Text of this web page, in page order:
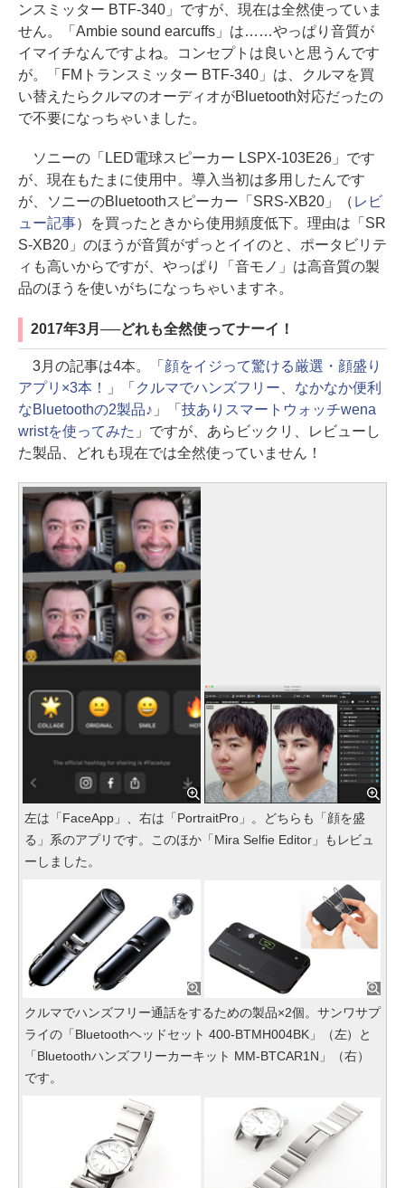
ンスミッター BTF-340」ですが、現在は全然使っていま
せん。「Ambie sound earcuffs」は……やっぱり音質が
イマイチなんですよね。コンセプトは良いと思うんです
が。「FMトランスミッター BTF-340」は、クルマを買
い替えたらクルマのオーディオがBluetooth対応だったの
で不要になっちゃいました。
ソニーの「LED電球スピーカー LSPX-103E26」です
が、現在もたまに使用中。導入当初は多用したんです
が、ソニーのBluetoothスピーカー「SRS-XB20」（ レビ
ュー記事）を買ったときから使用頻度低下。理由は「SR
S-XB20」のほうが音質がずっとイイのと、ポータビリテ
ィも高いからですが、やっぱり「音モノ」は高音質の製
品のほうを使いがちになっちゃいますネ。
2017年3月──どれも全然使ってナーイ！
3月の記事は4本。「 顔をイジって驚ける厳選・顔盛り
アプリ×3本！
」「 クルマでハンズフリー、なかなか便利
なBluetoothの2製品♪ 」「 技ありスマートウォッチwena
wristを使ってみた 」ですが、あらビックリ、レビューし
た製品、どれも現在では全然使っていません！
左は「FaceApp」、右は「PortraitPro」。どちらも「顔を盛
る」系のアプリです。このほか「Mira Selfie Editor」もレビュ
ーしました。
クルマでハンズフリー通話をするための製品×2個。サンワサプ
ライの「Bluetoothヘッドセット 400-BTMH004BK」（左）と
「Bluetoothハンズフリーカーキット MM-BTCAR1N」（右）
です。